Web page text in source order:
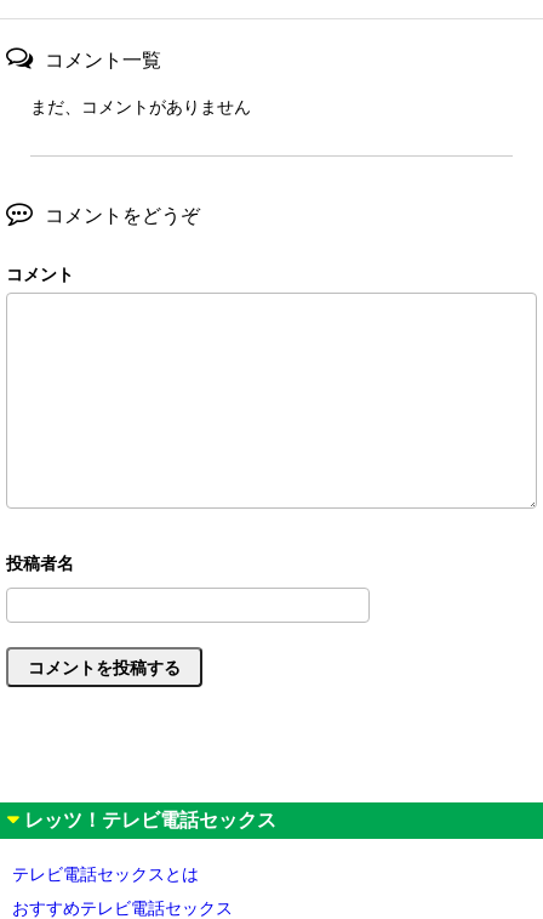
コメント一覧
まだ、コメントがありません
コメントをどうぞ
コメント
レッツ！テレビ電話セックス
テレビ電話セックスとは
おすすめテレビ電話セックス